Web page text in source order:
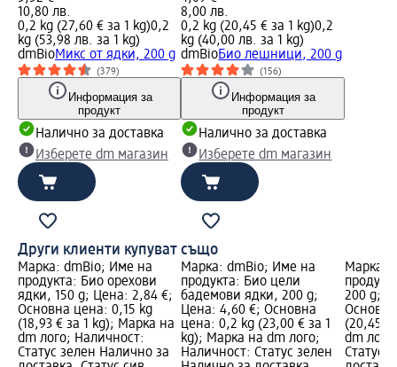
10,80 лв.
0,2 kg (27,60 € за 1 kg)0,2
kg (53,98 лв. за 1 kg)
dmBioМикс от ядки, 200 g
(379)
Информация за
продукт
Налично за доставка
Изберете dm магазин
8,00 лв.
0,2 kg (20,45 € за 1 kg)0,2
kg (40,00 лв. за 1 kg)
dmBioБио лешници, 200 g
(156)
Информация за
продукт
Налично за доставка
Изберете dm магазин
Други клиенти купуват също
Марка: dmBio; Име на
продукта: Био орехови
ядки, 150 g; Цена: 2,84 €;
Основна цена: 0,15 kg
(18,93 € за 1 kg); Марка на
dm лого; Наличност:
Статус зелен Налично за
Марка: dmBio; Име на
продукта: Био цели
бадемови ядки, 200 g;
Цена: 4,60 €; Основна
цена: 0,2 kg (23,00 € за 1
kg); Марка на dm лого;
Наличност: Статус зелен
Марка:
200 g;
(20,45 €
dm
Статус